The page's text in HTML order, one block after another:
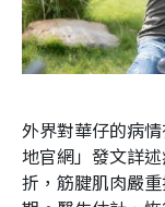
外界對華仔的病
地官網」發文詳
折，筋腱肌肉嚴